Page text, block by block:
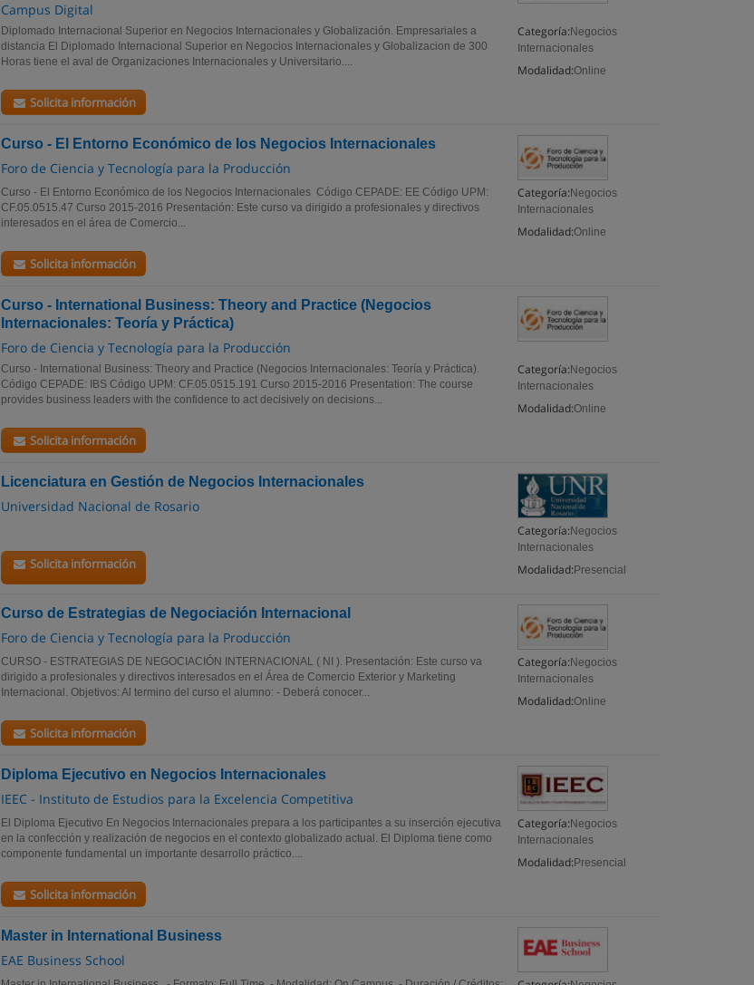
Campus Digital
Categoría: Negocios
Internacionales
Modalidad:Online
Diplomado Internacional Superior en Negocios Internacionales y Globalización. Empresariales a
distancia El Diplomado Internacional Superior en Negocios Internacionales y Globalizacion de 300
Horas tiene el aval de Organizaciones Internacionales y Universitario....
Solicita información
Curso - El Entorno Económico de los Negocios Internacionales
Foro de Ciencia y Tecnología para la Producción
Categoría: Negocios
Internacionales
Modalidad:Online
Curso - El Entorno Económico de los Negocios Internacionales Código CEPADE: EE Código UPM:
CF.05.0515.47 Curso 2015-2016 Presentación: Este curso va dirigido a profesionales y directivos
interesados en el área de Comercio...
Solicita información
Curso - International Business: Theory and Practice (Negocios
Internacionales: Teoría y Práctica)
Foro de Ciencia y Tecnología para la Producción
Categoría: Negocios
Internacionales
Modalidad:Online
Curso - International Business: Theory and Practice (Negocios Internacionales: Teoría y Práctica).
Código CEPADE: IBS Código UPM: CF.05.0515.191 Curso 2015-2016 Presentation: The course
provides business leaders with the confidence to act decisively on decisions...
Solicita información
Licenciatura en Gestión de Negocios Internacionales
Universidad Nacional de Rosario
Categoría: Negocios
Internacionales
Modalidad: Presencial
Solicita información
Curso de Estrategias de Negociación Internacional
Foro de Ciencia y Tecnología para la Producción
Categoría: Negocios
Internacionales
Modalidad:Online
CURSO - ESTRATEGIAS DE NEGOCIACIÓN INTERNACIONAL ( NI ). Presentación: Este curso va
dirigido a profesionales y directivos interesados en el Área de Comercio Exterior y Marketing
Internacional. Objetivos: Al termino del curso el alumno: - Deberá conocer...
Solicita información
Diploma Ejecutivo en Negocios Internacionales
IEEC - Instituto de Estudios para la Excelencia Competitiva
Categoría: Negocios
Internacionales
Modalidad: Presencial
El Diploma Ejecutivo En Negocios Internacionales prepara a los participantes a su inserción ejecutiva
en la confección y realización de negocios en el contexto globalizado actual. El Diploma tiene como
componente fundamental un importante desarrollo práctico....
Solicita información
Master in International Business
EAE Business School